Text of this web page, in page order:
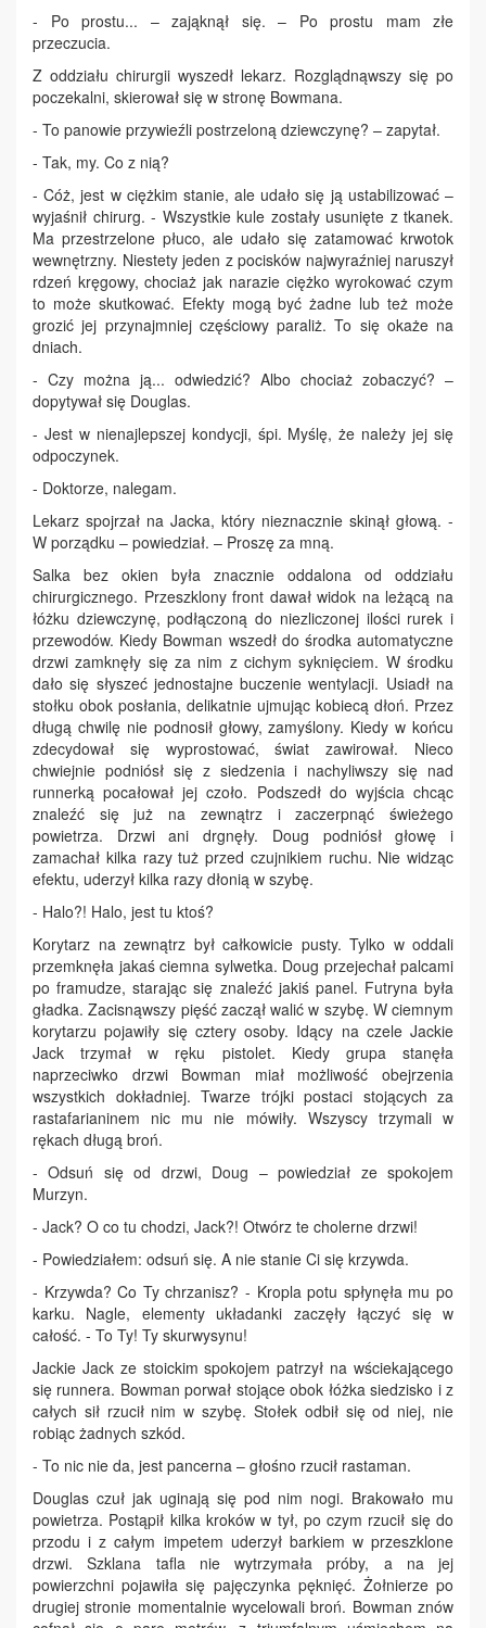
- Po prostu... – zająknął się. – Po prostu mam złe
przeczucia.
Z oddziału chirurgii wyszedł lekarz. Rozglądnąwszy się po
poczekalni, skierował się w stronę Bowmana.
- To panowie przywieźli postrzeloną dziewczynę? – zapytał.
- Tak, my. Co z nią?
- Cóż, jest w ciężkim stanie, ale udało się ją ustabilizować –
wyjaśnił chirurg. - Wszystkie kule zostały usunięte z tkanek.
Ma przestrzelone płuco, ale udało się zatamować krwotok
wewnętrzny. Niestety jeden z pocisków najwyraźniej naruszył
rdzeń kręgowy, chociaż jak narazie ciężko wyrokować czym
to może skutkować. Efekty mogą być żadne lub też może
grozić jej przynajmniej częściowy paraliż. To się okaże na
dniach.
- Czy można ją... odwiedzić? Albo chociaż zobaczyć? –
dopytywał się Douglas.
- Jest w nienajlepszej kondycji, śpi. Myślę, że należy jej się
odpoczynek.
- Doktorze, nalegam.
Lekarz spojrzał na Jacka, który nieznacznie skinął głową. -
W porządku – powiedział. – Proszę za mną.
Salka bez okien była znacznie oddalona od oddziału
chirurgicznego. Przeszklony front dawał widok na leżącą na
łóżku dziewczynę, podłączoną do niezliczonej ilości rurek i
przewodów. Kiedy Bowman wszedł do środka automatyczne
drzwi zamknęły się za nim z cichym syknięciem. W środku
dało się słyszeć jednostajne buczenie wentylacji. Usiadł na
stołku obok posłania, delikatnie ujmując kobiecą dłoń. Przez
długą chwilę nie podnosił głowy, zamyślony. Kiedy w końcu
zdecydował się wyprostować, świat zawirował. Nieco
chwiejnie podniósł się z siedzenia i nachyliwszy się nad
runnerką pocałował jej czoło. Podszedł do wyjścia chcąc
znaleźć się już na zewnątrz i zaczerpnąć świeżego
powietrza. Drzwi ani drgnęły. Doug podniósł głowę i
zamachał kilka razy tuż przed czujnikiem ruchu. Nie widząc
efektu, uderzył kilka razy dłonią w szybę.
- Halo?! Halo, jest tu ktoś?
Korytarz na zewnątrz był całkowicie pusty. Tylko w oddali
przemknęła jakaś ciemna sylwetka. Doug przejechał palcami
po framudze, starając się znaleźć jakiś panel. Futryna była
gładka. Zacisnąwszy pięść zaczął walić w szybę. W ciemnym
korytarzu pojawiły się cztery osoby. Idący na czele Jackie
Jack trzymał w ręku pistolet. Kiedy grupa stanęła
naprzeciwko drzwi Bowman miał możliwość obejrzenia
wszystkich dokładniej. Twarze trójki postaci stojących za
rastafarianinem nic mu nie mówiły. Wszyscy trzymali w
rękach długą broń.
- Odsuń się od drzwi, Doug – powiedział ze spokojem
Murzyn.
- Jack? O co tu chodzi, Jack?! Otwórz te cholerne drzwi!
- Powiedziałem: odsuń się. A nie stanie Ci się krzywda.
- Krzywda? Co Ty chrzanisz? - Kropla potu spłynęła mu po
karku. Nagle, elementy układanki zaczęły łączyć się w
całość. - To Ty! Ty skurwysynu!
Jackie Jack ze stoickim spokojem patrzył na wściekającego
się runnera. Bowman porwał stojące obok łóżka siedzisko i z
całych sił rzucił nim w szybę. Stołek odbił się od niej, nie
robiąc żadnych szkód.
- To nic nie da, jest pancerna – głośno rzucił rastaman.
Douglas czuł jak uginają się pod nim nogi. Brakowało mu
powietrza. Postąpił kilka kroków w tył, po czym rzucił się do
przodu i z całym impetem uderzył barkiem w przeszklone
drzwi. Szklana tafla nie wytrzymała próby, a na jej
powierzchni pojawiła się pajęczynka pęknięć. Żołnierze po
drugiej stronie momentalnie wycelowali broń. Bowman znów